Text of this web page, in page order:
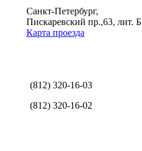
Санкт-Петербург,
Пискаревский пр.,63, лит. Б
Карта проезда
(812) 320-16-03
(812) 320-16-02